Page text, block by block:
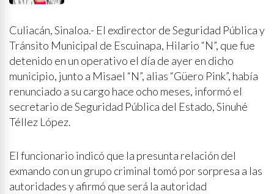
Culiacán, Sinaloa.- El exdirector de Seguridad Pública y
Tránsito Municipal de Escuinapa, Hilario “N”, que fue
detenido en un operativo el día de ayer en dicho
municipio, junto a Misael “N”, alias “Güero Pink”, había
renunciado a su cargo hace ocho meses, informó el
secretario de Seguridad Pública del Estado, Sinuhé
Téllez López.
El funcionario indicó que la presunta relación del
exmando con un grupo criminal tomó por sorpresa a las
autoridades y afirmó que será la autoridad